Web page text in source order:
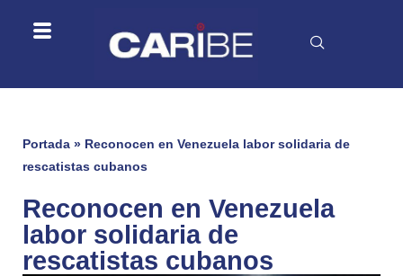
Portada » Reconocen en Venezuela labor solidaria de
rescatistas cubanos
Reconocen en Venezuela
labor solidaria de
rescatistas cubanos